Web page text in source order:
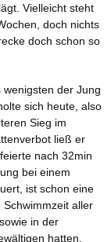
Vielleicht steht
doch nichts
doch schon so
der Jung
sich heute, also
Sieg im
ließ er
nach 32min
bei einem
ist schon eine
aller
in der
hatten.